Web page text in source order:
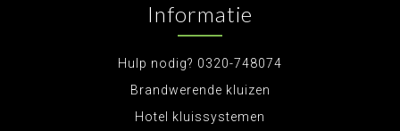
Informatie
Hulp nodig? 0320-748074
Brandwerende kluizen
Hotel kluissystemen